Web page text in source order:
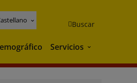
Buscar
Servicios Servicios